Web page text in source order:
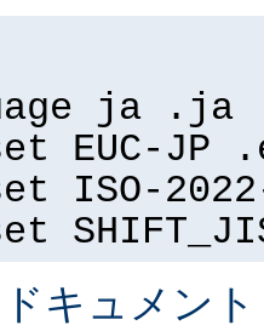
ja .ja
EUC-JP
ISO-
キュメン